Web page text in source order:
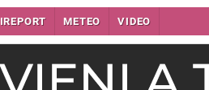
IREPORT METEO VIDEO